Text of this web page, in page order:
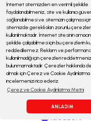
İnternet sitemizden en verimli şekilde
faydalanabilmeniz, site ve kullanıcı
sağlanabilmesi ve sitemizin çalışması
sitemizde gerekli olan zorunlu çerezler
kullanılmaktadır. İnternet sitesinin
şekilde çalışabilmesi için bu çerezlerin
reddedilemez. Reklam ve
kullanılmadığı için çerezleri
bulunmamaktadır. Çerezler hakkında
almak için Çerez ve Cookie
incelemenizi rica ederiz.
Çerez ve Cookie Aydınlatma Metni
ANLADIM
© 2023 atmosferoutdoor.com